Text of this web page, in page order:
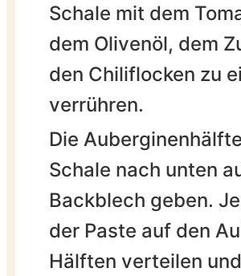
Schale mit dem
dem Olivenöl, dem
den Chiliflocken zu
verrühren.
Die
Schale nach unten
Backblech geben.
der Paste auf den
Hälften verteilen